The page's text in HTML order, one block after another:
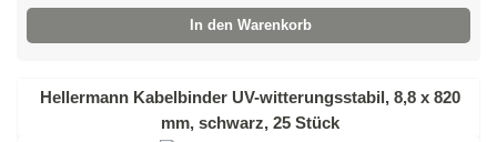
Markierplatten
Adaptaflex® Wellrohr
In den Warenkorb
Hellermann Kabelbinder UV-witterungsstabil, 8,8 x 820
mm, schwarz, 25 Stück